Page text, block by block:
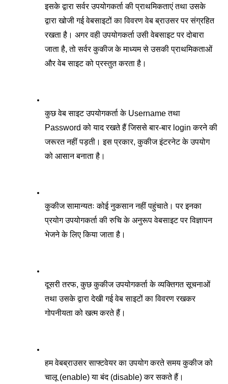
इसके द्वारा सर्वर उपयोगकर्ता की प्राथमिकताएं तथा उसके
द्वारा खोजी गई वेबसाइटों का विवरण वेब ब्राउसर पर संग्रहित
रखता है। अगर वही उपयोगकर्ता उसी वेबसाइट पर दोबारा
जाता है, तो सर्वर कुकीज के माध्यम से उसकी प्राथमिकताओं
और वेब साइट को प्रस्तुत करता है।
कुछ वेब साइट उपयोगकर्ता के Username तथा
Password को याद रखते हैं जिससे बार-बार login करने की
जरूरत नहीं पड़ती। इस प्रकार, कुकीज इंटरनेट के उपयोग
को आसान बनाता है।
कुकीज सामान्यतः कोई नुकसान नहीं पहुंचाते। पर इनका
प्रयोग उपयोगकर्ता की रुचि के अनुरूप वेबसाइट पर विज्ञापन
भेजने के लिए किया जाता है।
दूसरी तरफ, कुछ कुकीज उपयोगकर्ता के व्यक्तिगत सूचनाओं
तथा उसके द्वारा देखी गई वेब साइटों का विवरण रखकर
गोपनीयता को खत्म करते हैं।
हम वेबब्राउसर साफ्टवेयर का उपयोग करते समय कुकीज को
चालू (enable) या बंद (disable) कर सकते हैं।